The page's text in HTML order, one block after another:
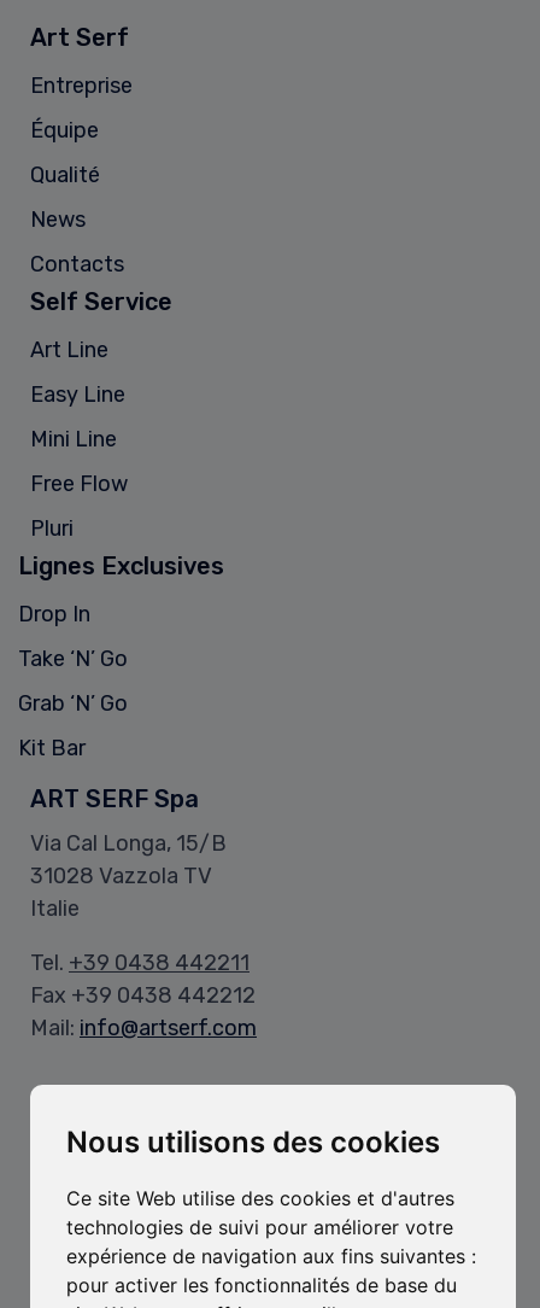
Nous utilisons des cookies
Ce site Web utilise des cookies et d'autres
technologies de suivi pour améliorer votre
expérience de navigation aux fins suivantes :
pour activer les fonctionnalités de base du
Art Serf
Entreprise
Équipe
Qualité
News
Contacts
Self Service
Art Line
Easy Line
Mini Line
Free Flow
Pluri
Lignes Exclusives
Drop In
Take ‘N’ Go
Grab ‘N’ Go
Kit Bar
ART SERF Spa
Via Cal Longa, 15/B
31028 Vazzola TV
Italie
Tel. +39 0438 442211
Fax +39 0438 442212
Mail: info@artserf.com
Lun-Ven, 8h-12h / 13h30-17h30
Entrepôt:
Lun-Ven, 8h-11h45 / 13h15-16h30